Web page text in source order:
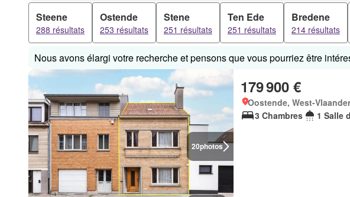
Steene
288 résultats
Ostende
253 résultats
Stene
251 résultats
Ten Ede
251 résultats
Bredene
214 résultats
Nous avons élargi votre recherche et pensons que vous pourriez être
20photos
179 900 €
Oostende, West-
3 Chambres
1 Salle